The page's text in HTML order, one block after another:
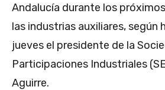
Andalucía durante los
las industrias auxiliares, según
jueves el presidente de la
Participaciones Industriales
Aguirre.